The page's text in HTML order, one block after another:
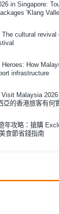
in Singapore:
'Klang
The cultural revival
How
infrastructure
Malaysia
亞的香港旅客有何
年攻略：搶購
食節省錢指南